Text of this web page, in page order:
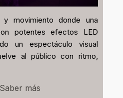
movimiento donde una
potentes efectos LED
un espectáculo visual
al público con ritmo,
Saber más